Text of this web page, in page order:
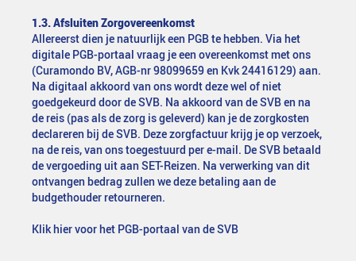
1.3. Afsluiten Zorgovereenkomst
Allereerst dien je natuurlijk een PGB te hebben. Via het
digitale PGB-portaal vraag je een overeenkomst met ons
(Curamondo BV, AGB-nr 98099659 en Kvk 24416129) aan.
Na digitaal akkoord van ons wordt deze wel of niet
goedgekeurd door de SVB. Na akkoord van de SVB en na
de reis (pas als de zorg is geleverd) kan je de zorgkosten
declareren bij de SVB. Deze zorgfactuur krijg je op verzoek,
na de reis, van ons toegestuurd per e-mail. De SVB betaald
de vergoeding uit aan SET-Reizen. Na verwerking van dit
ontvangen bedrag zullen we deze betaling aan de
budgethouder retourneren.
Klik hier voor het PGB-portaal van de SVB